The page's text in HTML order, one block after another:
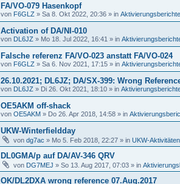
FA/VO-079 Hasenkopf
von F6GLZ » Sa 8. Okt 2022, 20:36 » in
Activation of DA/NI-010
von DL6JZ » Mo 18. Jul 2022, 16:41 » in
Falsche referenz FA/VO-023 anstatt FA/VO-024
von F6GLZ » Sa 6. Nov 2021, 17:15 » in
26.10.2021; DL6JZ; DA/SX-399: Wrong
von DL6JZ » Di 26. Okt 2021, 18:10 » in
OE5AKM off-shack
von OE5AKM » Do 26. Apr 2018, 14:58 » in
UKW-Winterfieldday
von dg7ac » Mo 5. Feb 2018, 22:27 » in UKW-Aktivitäten
DL0GMA/p auf DA/AV-346 QRV
von DG7MEJ » So 13. Aug 2017, 07:03 » in
OK/DL2DXA wrong reference 07.Aug.2017